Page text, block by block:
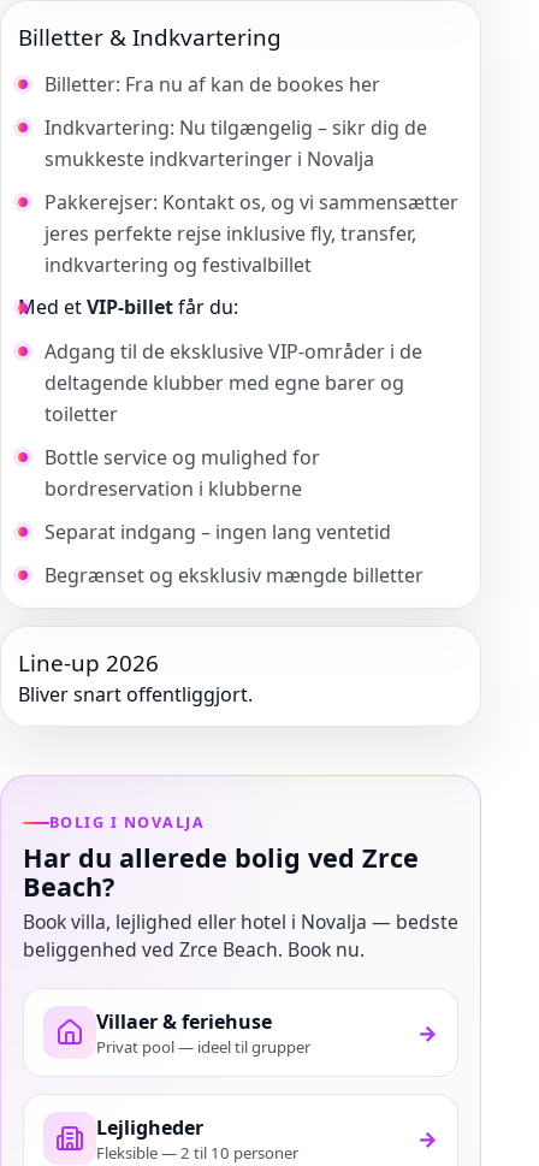
Billetter & Indkvartering
Billetter: Fra nu af kan de bookes her
Indkvartering: Nu tilgængelig – sikr dig de
smukkeste indkvarteringer i Novalja
Pakkerejser: Kontakt os, og vi sammensætter
jeres perfekte rejse inklusive fly, transfer,
indkvartering og festivalbillet
Med etVIP-billetfår du:
Adgang til de eksklusive VIP-områder i de
deltagende klubber med egne barer og
toiletter
Bottle service og mulighed for
bordreservation i klubberne
Separat indgang – ingen lang ventetid
Begrænset og eksklusiv mængde billetter
Line-up 2026
Bliver snart offentliggjort.
BOLIG I NOVALJA
Har du allerede bolig ved Zrce
Beach?
Book villa, lejlighed eller hotel i Novalja — bedste
beliggenhed ved Zrce Beach. Book nu.
Villaer & feriehuse
Privat pool — ideel til grupper →
Lejligheder
Fleksible — 2 til 10 personer →